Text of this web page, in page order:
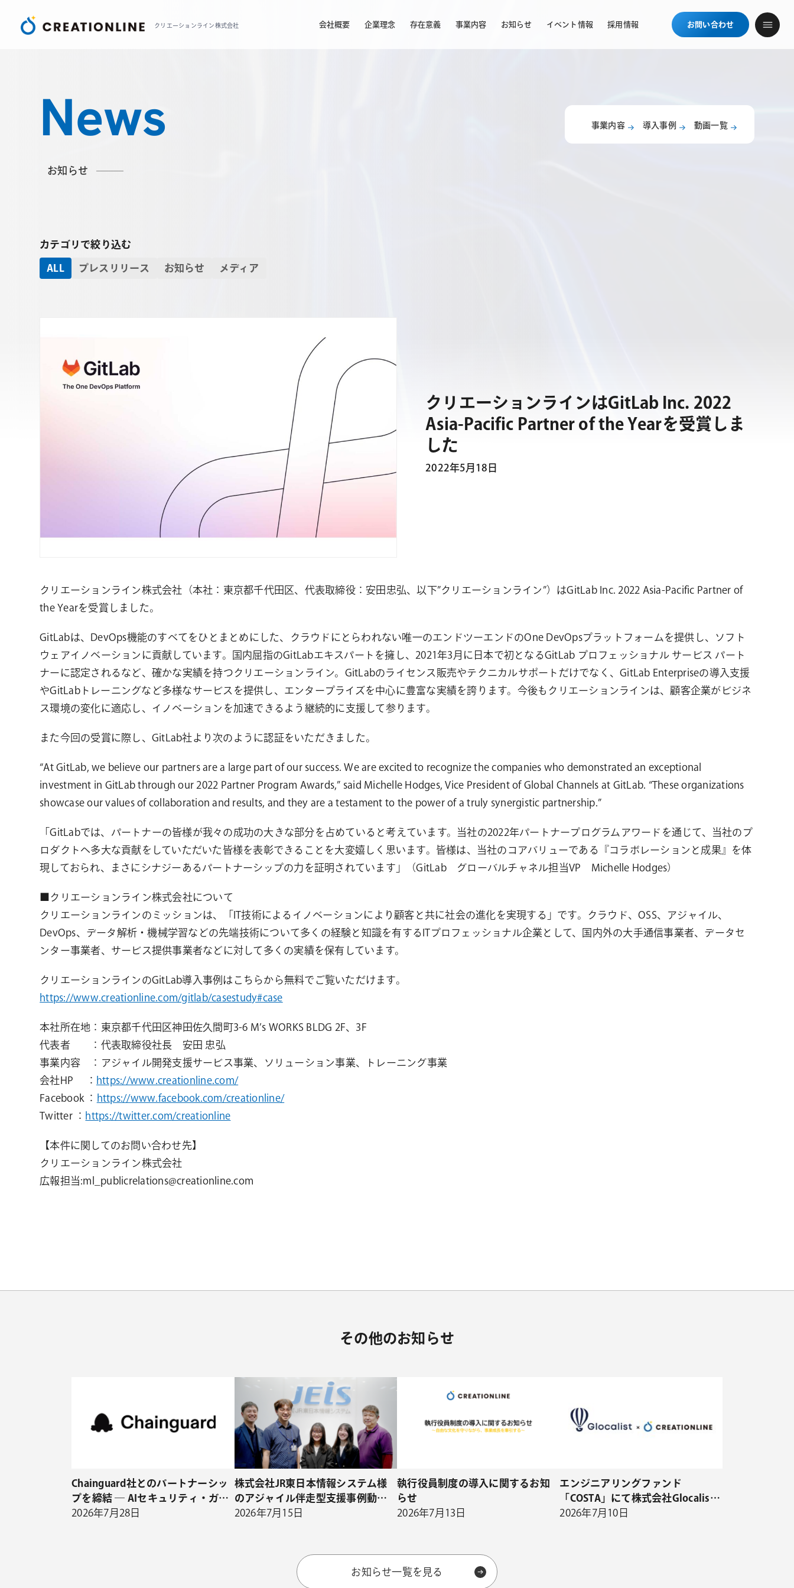
クリエーションライン株式会社 会社概要 企業理念 存在意義 事業内容 お知らせ イベント情報 採用情報 お問い合わせ
News
お知らせ
事業内容 導入事例 動画一覧
カテゴリで絞り込む
ALL プレスリリース お知らせ メディア
クリエーションラインはGitLab Inc. 2022
Asia-Pacific Partner of the Yearを受賞しま
した
2022年5月18日
クリエーションライン株式会社（本社：東京都千代田区、代表取締役：安田忠弘、以下”クリエーションライン”）はGitLab Inc. 2022 Asia-Pacific Partner of
the Yearを受賞しました。
GitLabは、DevOps機能のすべてをひとまとめにした、クラウドにとらわれない唯一のエンドツーエンドのOne DevOpsプラットフォームを提供し、ソフト
ウェアイノベーションに貢献しています。国内屈指のGitLabエキスパートを擁し、2021年3月に日本で初となるGitLab プロフェッショナル サービス パート
ナーに認定されるなど、確かな実績を持つクリエーションライン。GitLabのライセンス販売やテクニカルサポートだけでなく、GitLab Enterpriseの導入支援
やGitLabトレーニングなど多様なサービスを提供し、エンタープライズを中心に豊富な実績を誇ります。今後もクリエーションラインは、顧客企業がビジネ
ス環境の変化に適応し、イノベーションを加速できるよう継続的に支援して参ります。
また今回の受賞に際し、GitLab社より次のように認証をいただきました。
“At GitLab, we believe our partners are a large part of our success. We are excited to recognize the companies who demonstrated an exceptional
investment in GitLab through our 2022 Partner Program Awards,” said Michelle Hodges, Vice President of Global Channels at GitLab. “These organizations
showcase our values of collaboration and results, and they are a testament to the power of a truly synergistic partnership.”
「GitLabでは、パートナーの皆様が我々の成功の大きな部分を占めていると考えています。当社の2022年パートナープログラムアワードを通じて、当社のプ
ロダクトへ多大な貢献をしていただいた皆様を表彰できることを大変嬉しく思います。皆様は、当社のコアバリューである『コラボレーションと成果』を体
現しておられ、まさにシナジーあるパートナーシップの力を証明されています」（GitLab グローバルチャネル担当VP Michelle Hodges）
■クリエーションライン株式会社について
クリエーションラインのミッションは、「IT技術によるイノベーションにより顧客と共に社会の進化を実現する」です。クラウド、OSS、アジャイル、
DevOps、データ解析・機械学習などの先端技術について多くの経験と知識を有するITプロフェッショナル企業として、国内外の大手通信事業者、データセ
ンター事業者、サービス提供事業者などに対して多くの実績を保有しています。
クリエーションラインのGitLab導入事例はこちらから無料でご覧いただけます。
https://www.creationline.com/gitlab/casestudy#case
本社所在地：東京都千代田区神田佐久間町3-6 M’s WORKS BLDG 2F、3F
代表者 ：代表取締役社長 安田 忠弘
事業内容 ：アジャイル開発支援サービス事業、ソリューション事業、トレーニング事業
会社HP ： https://www.creationline.com/
Facebook ： https://www.facebook.com/creationline/
Twitter ： https://twitter.com/creationline
【本件に関してのお問い合わせ先】
クリエーションライン株式会社
広報担当:ml_publicrelations@creationline.com
その他のお知らせ
Chainguard社とのパートナーシッ
プを締結 ― AIセキュリティ・ガバ
ナンスソリューションの一環とし
2026年7月28日
株式会社JR東日本情報システム様
のアジャイル伴走型支援事例動画
を公開
2026年7月15日
執行役員制度の導入に関するお知
らせ
2026年7月13日
エンジニアリングファンド
「COSTA」にて株式会社Glocalist
と資本業務提携を開始
2026年7月10日
お知らせ一覧を見る